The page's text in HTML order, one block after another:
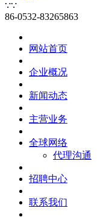
∵∵
86-0532-83265863
网站首页
企业概况
新闻动态
主营业务
全球网络
代理沟通
招聘中心
联系我们